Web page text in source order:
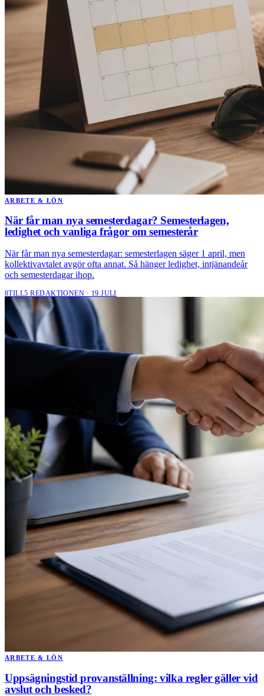
ARBETE & LÖN
När får man nya semesterdagar? Semesterlagen,
ledighet och vanliga frågor om semesterår
När får man nya semesterdagar: semesterlagen säger 1 april, men
kollektivavtalet avgör ofta annat. Så hänger ledighet, intjänandeår
och semesterdagar ihop.
8TILL5 REDAKTIONEN · 19 JULI
ARBETE & LÖN
Uppsägningstid provanställning: vilka regler gäller vid
avslut och besked?